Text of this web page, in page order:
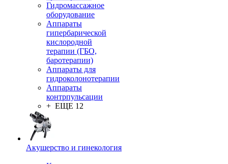
Гидромассажное
оборудование
Аппараты
гипербарической
кислородной
терапии (ГБО,
баротерапии)
Аппараты для
гидроколонотерапии
Аппараты
контрпульсации
+ ЕЩЕ 12
Акушерство и гинекология